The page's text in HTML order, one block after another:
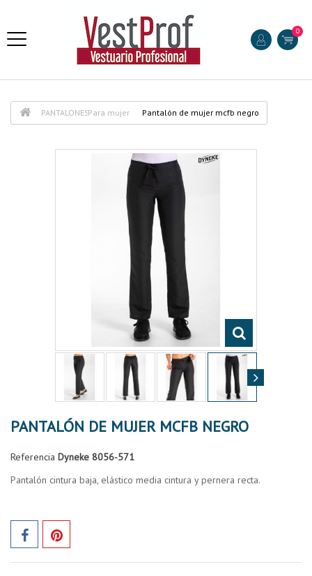
0
PANTALONESPara mujer Pantalón de mujer mcfb negro
PANTALÓN DE MUJER MCFB NEGRO
Referencia Dyneke 8056-571
Pantalón cintura baja, elástico media cintura y pernera recta.